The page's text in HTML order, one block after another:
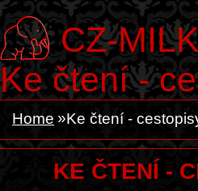
CZ-
Ke čtení -
Home Ke čtení -
KE ČTENÍ -